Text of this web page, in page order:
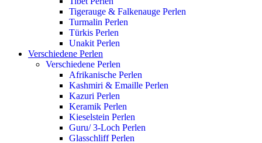
Tigerauge & Falkenauge Perlen
Turmalin Perlen
Türkis Perlen
Unakit Perlen
Verschiedene Perlen
Verschiedene Perlen
Afrikanische Perlen
Kashmiri & Emaille Perlen
Kazuri Perlen
Keramik Perlen
Kieselstein Perlen
Guru/ 3-Loch Perlen
Glasschliff Perlen